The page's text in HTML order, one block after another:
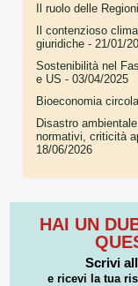
Il ruolo delle
Il contenzioso
giuridiche - 21/01/
Sostenibilità nel
e US - 03/04/2025
Bioeconomia
Disastro
normativi, criticità
18/06/2026
HAI UN
Scrivi
e ricevi la tua